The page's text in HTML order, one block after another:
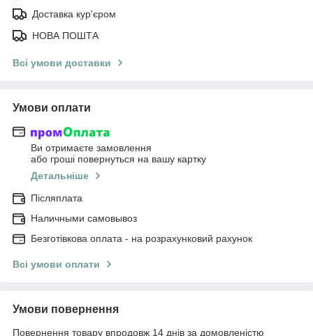
Доставка кур'єром
НОВА ПОШТА
Всі умови доставки
Умови оплати
Ви отримаєте замовлення
або гроші повернуться на вашу картку
Детальніше
Післяплата
Наличными самовывоз
Безготівкова оплата - на розрахунковий рахунок
Всі умови оплати
Умови повернення
Повернення товару впродовж 14 днів за домовленістю